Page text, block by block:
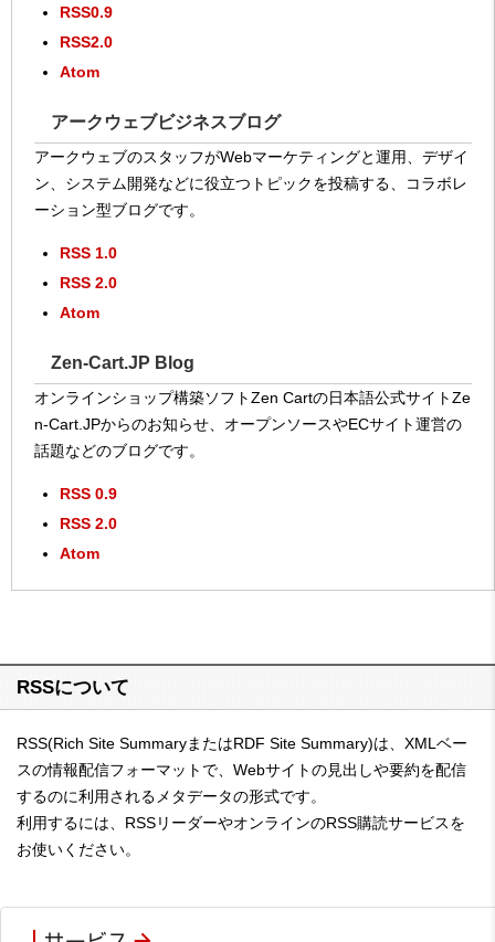
RSS0.9
RSS2.0
Atom
アークウェブビジネスブログ
アークウェブのスタッフがWebマーケティングと運用、デザイ
ン、システム開発などに役立つトピックを投稿する、コラボレ
ーション型ブログです。
RSS 1.0
RSS 2.0
Atom
Zen-Cart.JP Blog
オンラインショップ構築ソフトZen Cartの日本語公式サイトZe
n-Cart.JPからのお知らせ、オープンソースやECサイト運営の
話題などのブログです。
RSS 0.9
RSS 2.0
Atom
RSSについて
RSS(Rich Site SummaryまたはRDF Site Summary)は、XMLベー
スの情報配信フォーマットで、Webサイトの見出しや要約を配信
するのに利用されるメタデータの形式です。
利用するには、RSSリーダーやオンラインのRSS購読サービスを
お使いください。